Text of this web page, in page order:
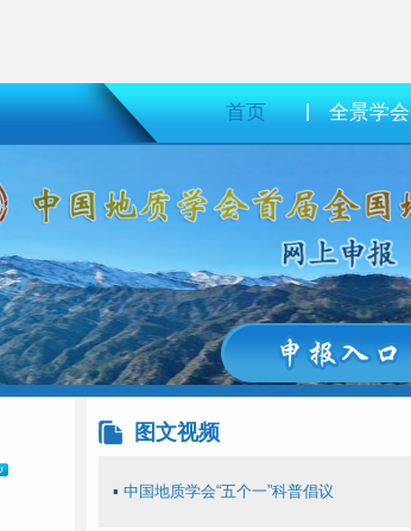
首页 | 全景学会
图文视频
▪ 中国地质学会“五个一”科普倡议